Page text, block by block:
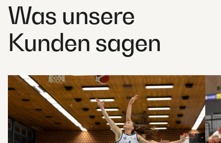
Was unsere
Kunden sagen